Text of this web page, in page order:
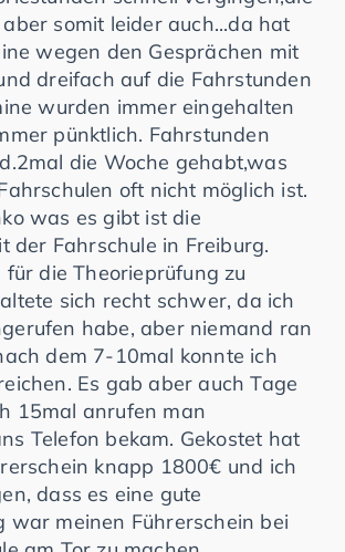
somit leider auch...da hat
wegen den Gesprächen mit
dreifach auf die Fahrstunden
wurden immer eingehalten
pünktlich. Fahrstunden
die Woche gehabt,was
oft nicht möglich ist.
was es gibt ist die
der Fahrschule in Freiburg.
für die Theorieprüfung zu
sich recht schwer, da ich
habe, aber niemand ran
dem 7-10mal konnte ich
Es gab aber auch Tage
15mal anrufen man
Telefon bekam. Gekostet hat
knapp 1800€ und ich
dass es eine gute
war meinen Führerschein bei